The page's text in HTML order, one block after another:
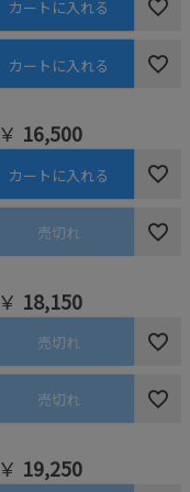
カートに入れる
カートに入れる
￥ 16,500
カートに入れる
売切れ
￥ 18,150
売切れ
売切れ
￥ 19,250